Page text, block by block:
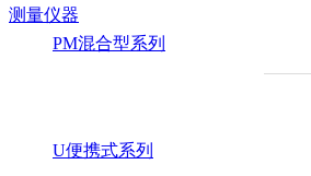
测量仪器
PM混合型系列
U便携式系列